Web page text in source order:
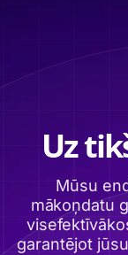
Uz
Mūsu
mākoņdatu
garantējot